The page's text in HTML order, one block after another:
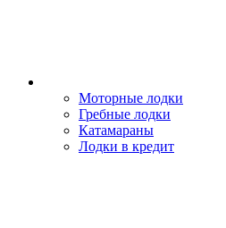
Моторные лодки
Гребные лодки
Катамараны
Лодки в кредит